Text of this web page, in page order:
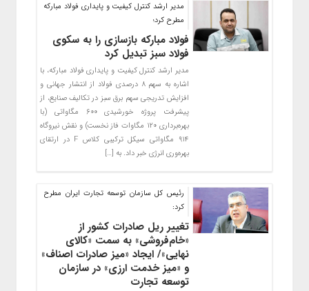
مدیر ارشد کنترل کیفیت و پایداری فولاد مبارکه
مطرح کرد؛
فولاد مبارکه بازسازی را به سکوی
فولاد سبز تبدیل کرد
مدیر ارشد کنترل کیفیت و پایداری فولاد مبارکه، با
اشاره به سهم ۸ درصدی فولاد از انتشار جهانی و
افزایش تدریجی سهم برق سبز در تکالیف صنایع، از
پیشرفت پروژه خورشیدی ۶۰۰ مگاواتی (با
بهره‌برداری ۱۲۰ مگاوات فاز نخست) و نقش نیروگاه
۹۱۴ مگاواتی سیکل ترکیبی کلاس F در ارتقای
بهره‌وری انرژی خبر داد. به […]
رئیس کل سازمان توسعه تجارت ایران مطرح
کرد:
تغییر ریل صادرات کشور از
«خام‌فروشی» به سمت «کالای
نهایی»/ ایجاد «میز صادرات اصناف»
و «میز خدمت ارزی» در سازمان
توسعه تجارت